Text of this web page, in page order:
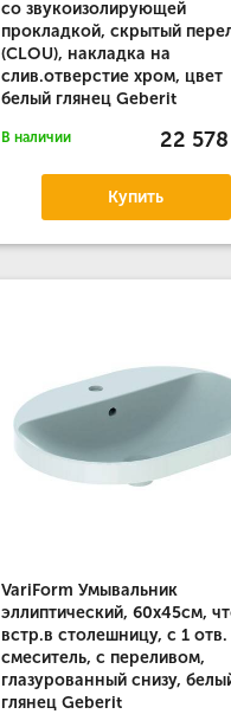
со звукоизолирующей
прокладкой, скрытый
(CLOU), накладка на
слив.отверстие хром, цвет
белый глянец Geberit
В наличии 22
Купить
VariForm Умывальник
эллиптический, 60х45см,
встр.в столешницу, с 1
смеситель, с переливом,
глазурованный снизу,
глянец Geberit